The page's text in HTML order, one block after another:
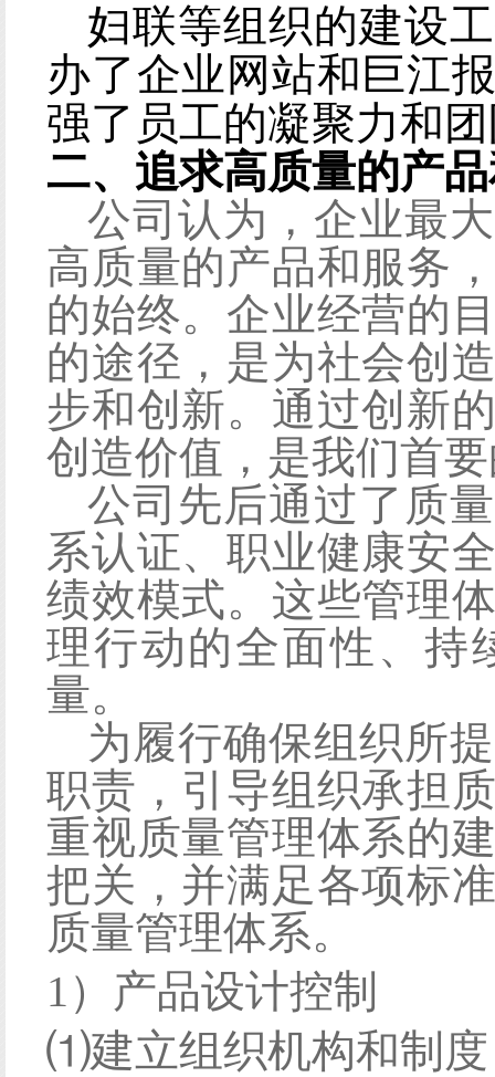
妇联等组织的建设
办了企业网站和巨江
强了员工的凝聚力和
二、追求高质量的产
公司认为，企业最
高质量的产品和服务
的始终。企业经营的
的途径，是为社会创
步和创新。通过创新
创造价值，是我们首
公司先后通过了质
系认证、职业健康安
绩效模式。这些管理
理行动的全面性、持
量。
为履行确保组织所
职责，引导组织承担
重视质量管理体系的
把关，并满足各项标
质量管理体系。
1）产品设计控制
⑴建立组织机构和制度